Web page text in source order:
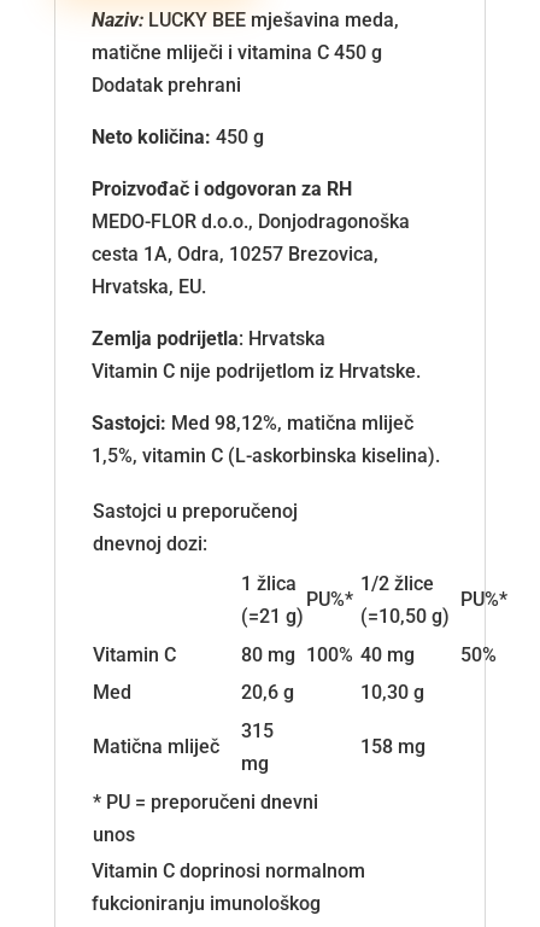
Naziv:LUCKY BEE mješavina meda,
matične mliječi i vitamina C 450 g
Dodatak prehrani
Neto količina: 450 g
Proizvođač i odgovoran za RH
MEDO-FLOR d.o.o., Donjodragonoška
cesta 1A, Odra, 10257 Brezovica,
Hrvatska, EU.
Zemlja podrijetla: Hrvatska
Vitamin C nije podrijetlom iz Hrvatske.
Sastojci: Med 98,12%, matična mliječ
1,5%, vitamin C (L-askorbinska kiselina).
Sastojci u preporučenoj
dnevnoj dozi:
1 žlica
(=21 g)
PU%*
1/2 žlice
(=10,50 g)
PU%*
Vitamin C 80 mg 100% 40 mg
50%
Med
20,6 g 10,30 g
Matična mliječ
315
mg
158 mg
* PU = preporučeni dnevni
unos
Vitamin C doprinosi normalnom
fukcioniranju imunološkog